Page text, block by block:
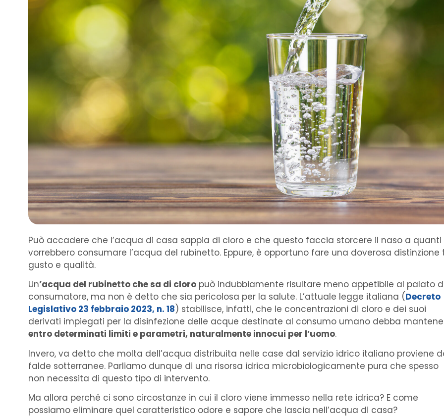
Può accadere che l’acqua di casa sappia di cloro e che questo faccia storcere il naso a quanti
vorrebbero consumare l’acqua del rubinetto. Eppure, è opportuno fare una doverosa distinzione
gusto e qualità.
Un’acqua del rubinetto che sa di cloro può indubbiamente risultare meno appetibile al palato
consumatore, ma non è detto che sia pericolosa per la salute. L’attuale legge italiana (Decreto
Legislativo 23 febbraio 2023, n. 18) stabilisce, infatti, che le concentrazioni di cloro e dei suoi
derivati impiegati per la disinfezione delle acque destinate al consumo umano debba
entro determinati limiti e parametri, naturalmente innocui per l’uomo.
Invero, va detto che molta dell’acqua distribuita nelle case dal servizio idrico italiano proviene
falde sotterranee. Parliamo dunque di una risorsa idrica microbiologicamente pura che spesso
non necessita di questo tipo di intervento.
Ma allora perché ci sono circostanze in cui il cloro viene immesso nella rete idrica? E come
possiamo eliminare quel caratteristico odore e sapore che lascia nell’acqua di casa?